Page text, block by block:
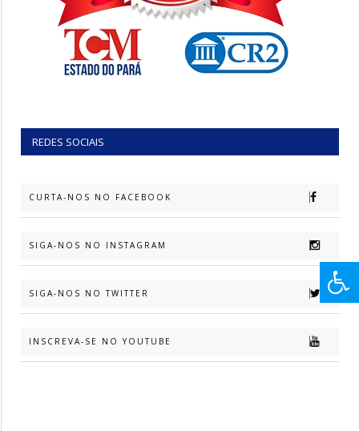
REDES SOCIAIS
CURTA-NOS NO FACEBOOK
SIGA-NOS NO INSTAGRAM
SIGA-NOS NO TWITTER
INSCREVA-SE NO YOUTUBE